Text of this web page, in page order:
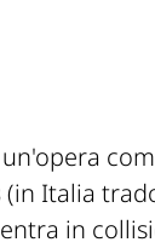
(in Italia
in